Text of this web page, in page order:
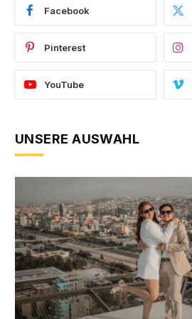
Facebook
Pinterest
YouTube
UNSERE AUSWAHL